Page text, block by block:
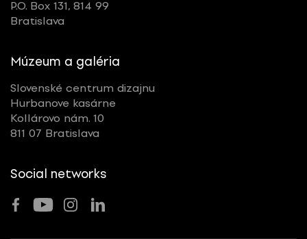
P.O. Box 131, 814 99
Bratislava
Múzeum a galéria
Slovenské centrum dizajnu
Hurbanove kasárne
Kollárovo nám. 10
811 07 Bratislava
Social networks